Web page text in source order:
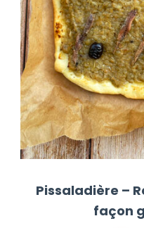
Pissaladière –
façon